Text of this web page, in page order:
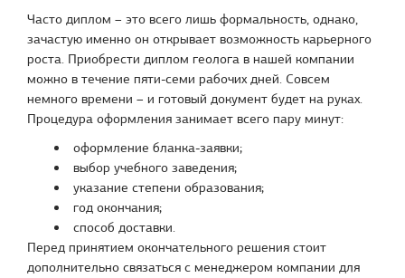
Часто диплом – это всего лишь формальность, однако,
зачастую именно он открывает возможность карьерного
роста. Приобрести диплом геолога в нашей компании
можно в течение пяти-семи рабочих дней. Совсем
немного времени – и готовый документ будет на руках.
Процедура оформления занимает всего пару минут:
оформление бланка-заявки;
выбор учебного заведения;
указание степени образования;
год окончания;
способ доставки.
Перед принятием окончательного решения стоит
дополнительно связаться с менеджером компании для